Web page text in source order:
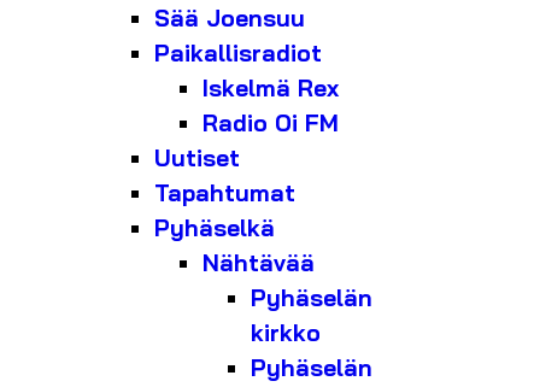
Sää Joensuu
Paikallisradiot
Iskelmä Rex
Radio Oi FM
Uutiset
Tapahtumat
Pyhäselkä
Nähtävää
Pyhäselän
kirkko
Pyhäselän